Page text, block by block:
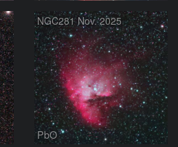
NGC281 Nov. 2025
PbO